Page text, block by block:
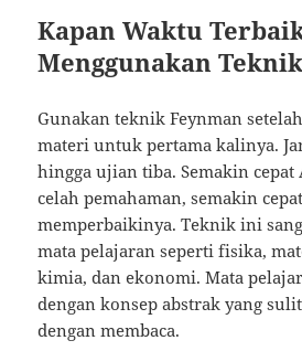
Kapan Waktu
Menggunakan
Gunakan teknik Feynman
materi untuk pertama kalinya.
hingga ujian tiba. Semakin cepat
celah pemahaman, semakin
memperbaikinya. Teknik ini
mata pelajaran seperti fisika,
kimia, dan ekonomi. Mata
dengan konsep abstrak yang
dengan membaca.